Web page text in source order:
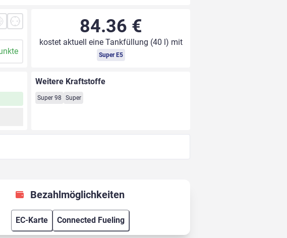
84.36 €
kostet aktuell eine Tankfüllung (40 l) mit
Super E5
Weitere Kraftstoffe
Super 98 Super
Bezahlmöglichkeiten
EC-Karte Connected Fueling